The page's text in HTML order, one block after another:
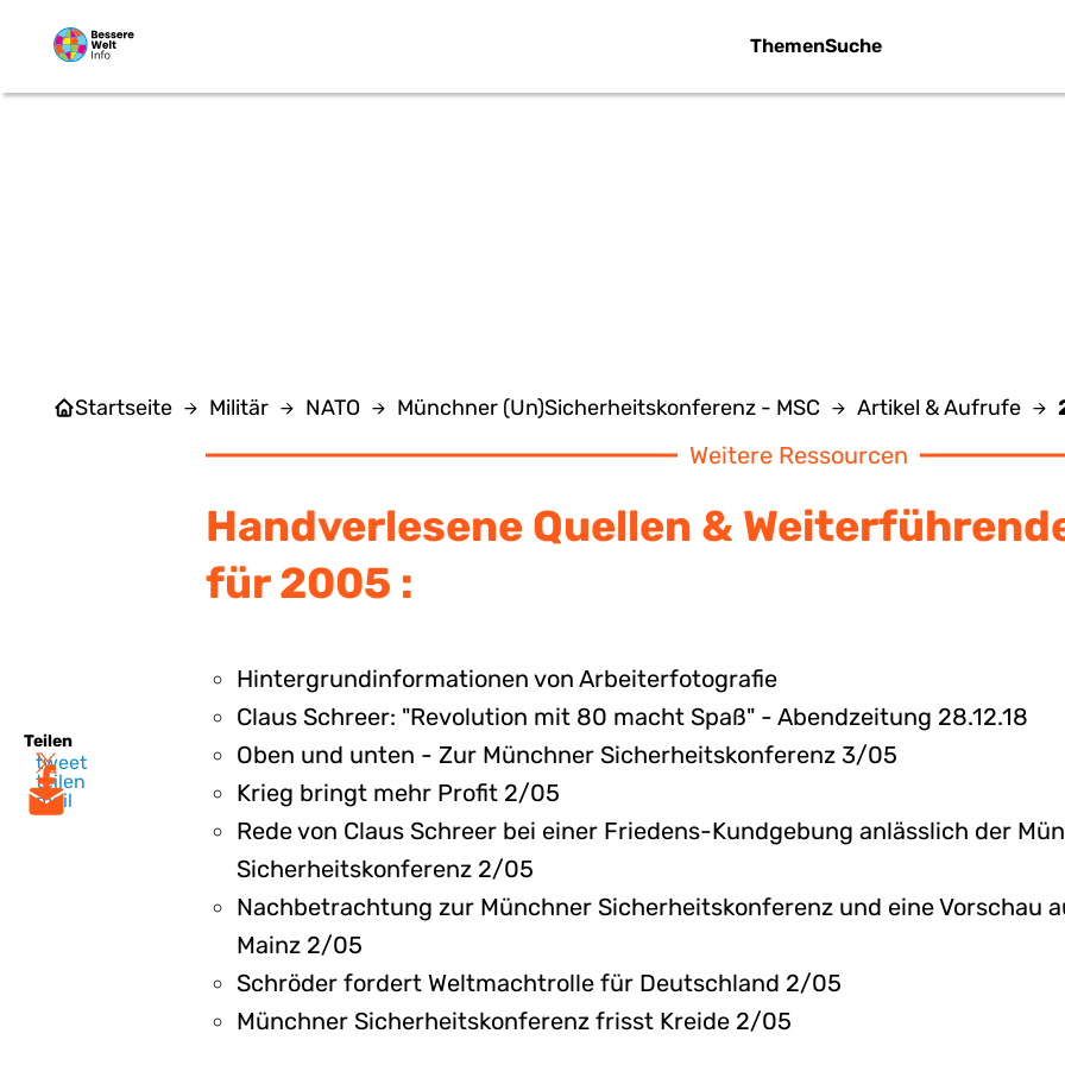
ThemenSuche
Teilen
tweet
teilen
mail
Startseite Militär NATO Münchner (Un)Sicherheitskonferenz - MSC Artikel & Aufrufe
Weitere Ressourcen
Handverlesene Quellen &
für 2005 :
Hintergrundinformationen von Arbeiterfotografie
Claus Schreer: "Revolution mit 80 macht Spaß" - Abendzeitung 28.12.18
Oben und unten - Zur Münchner Sicherheitskonferenz 3/05
Krieg bringt mehr Profit 2/05
Rede von Claus Schreer bei einer Friedens-Kundgebung anlässlich der
Sicherheitskonferenz 2/05
Nachbetrachtung zur Münchner Sicherheitskonferenz und eine Vorschau
Mainz 2/05
Schröder fordert Weltmachtrolle für Deutschland 2/05
Münchner Sicherheitskonferenz frisst Kreide 2/05